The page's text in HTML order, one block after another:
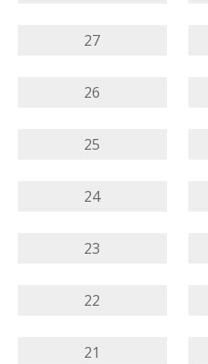
27
26
25
24
23
22
21